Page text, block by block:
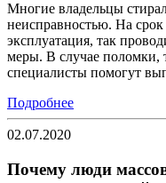
Многие владельцы
неисправностью. На
эксплуатация, так
меры. В случае поломки,
специалисты помогут
Подробнее
02.07.2020
Почему люди